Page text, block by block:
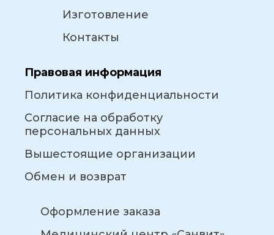
Изготовление
Контакты
Правовая информация
Политика конфиденциальности
Согласие на обработку
персональных данных
Вышестоящие организации
Обмен и возврат
Оформление заказа